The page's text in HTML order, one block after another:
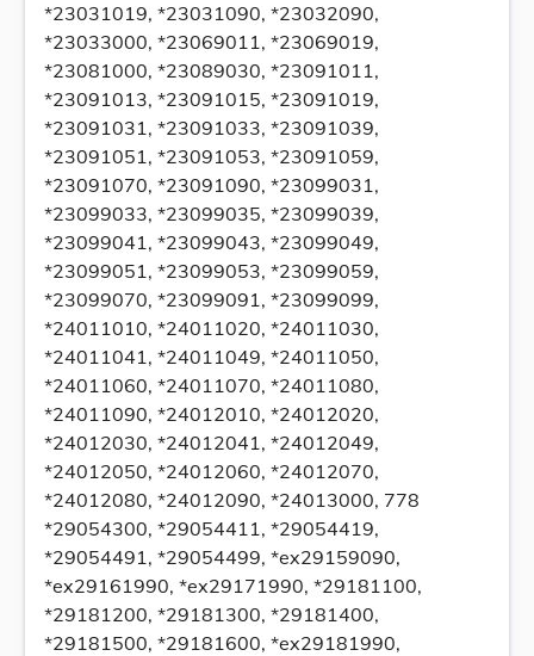
*23031019, *23031090, *23032090,
*23033000, *23069011, *23069019,
*23081000, *23089030, *23091011,
*23091013, *23091015, *23091019,
*23091031, *23091033, *23091039,
*23091051, *23091053, *23091059,
*23091070, *23091090, *23099031,
*23099033, *23099035, *23099039,
*23099041, *23099043, *23099049,
*23099051, *23099053, *23099059,
*23099070, *23099091, *23099099,
*24011010, *24011020, *24011030,
*24011041, *24011049, *24011050,
*24011060, *24011070, *24011080,
*24011090, *24012010, *24012020,
*24012030, *24012041, *24012049,
*24012050, *24012060, *24012070,
*24012080, *24012090, *24013000, 778
*29054300, *29054411, *29054419,
*29054491, *29054499, *ex29159090,
*ex29161990, *ex29171990, *29181100,
*29181200, *29181300, *29181400,
*29181500, *29181600, *ex29181990,